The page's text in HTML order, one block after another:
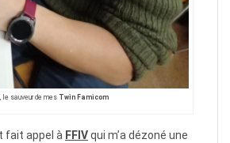
, le sauveur de mes Twin Famicom
fait appel à FFIVqui m’a dézoné une